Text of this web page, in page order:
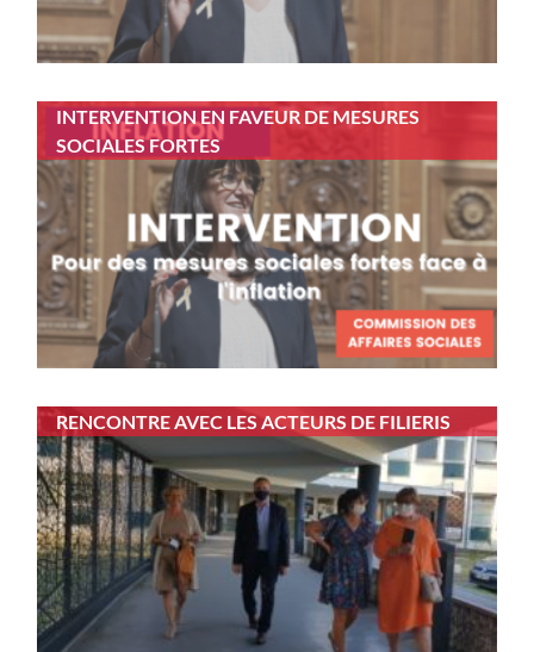
INTERVENTION EN FAVEUR DE MESURES
SOCIALES FORTES
RENCONTRE AVEC LES ACTEURS DE FILIERIS